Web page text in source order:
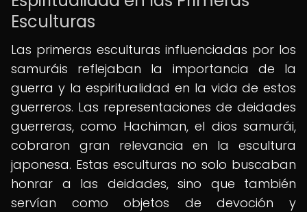
Esculturas
Las primeras esculturas influenciadas por los
samuráis reflejaban la importancia de la
guerra y la espiritualidad en la vida de estos
guerreros. Las representaciones de deidades
guerreras, como Hachiman, el dios samurái,
cobraron gran relevancia en la escultura
japonesa. Estas esculturas no solo buscaban
honrar a las deidades, sino que también
servían como objetos de devoción y